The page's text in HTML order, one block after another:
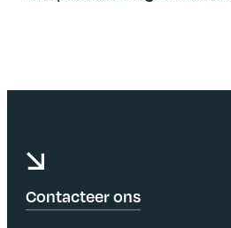
Contacteer ons